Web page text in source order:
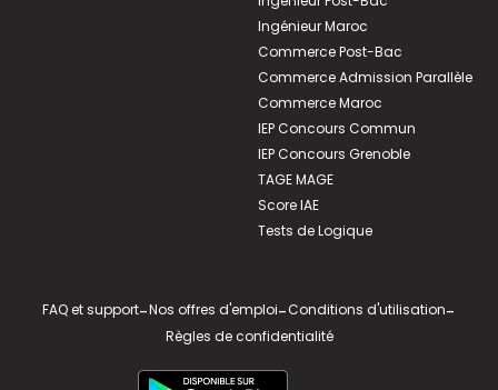
Ingénieur Maroc
Commerce Post-Bac
Commerce Admission Parallèle
Commerce Maroc
IEP Concours Commun
IEP Concours Grenoble
TAGE MAGE
Score IAE
Tests de Logique
FAQ et support-Nos offres d'emploi-Conditions d'utilisation-
Règles de confidentialité